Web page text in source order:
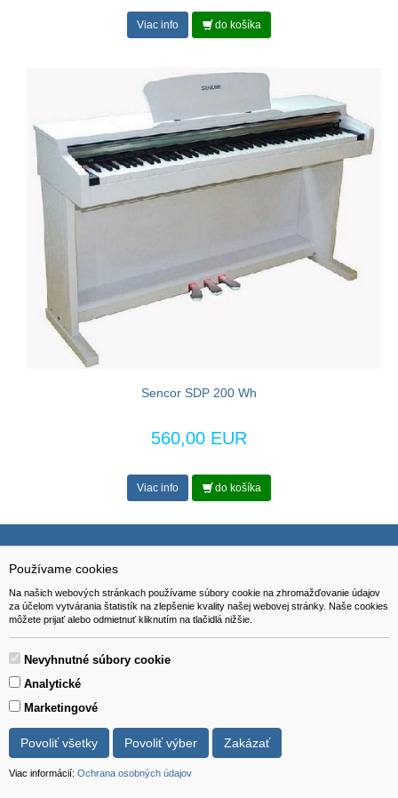
Používame cookies
Na našich webových stránkach používame súbory cookie na zhromažďovanie údajov
za účelom vytvárania štatistík na zlepšenie kvality našej webovej stránky. Naše cookies
môžete prijať alebo odmietnuť kliknutím na tlačidlá nižšie.
Nevyhnutné súbory cookie
Analytické
Marketingové
Povoliť všetky Povoliť výber Zakázať
Viac informácií: Ochrana osobných údajov
Viac info do košíka
Sencor SDP 200 Wh
560,00 EUR
Viac info do košíka
NAVIGÁCIA
Katalóg
Pomoc
Kontakt
Formulár na odstúpenie od zmluvy